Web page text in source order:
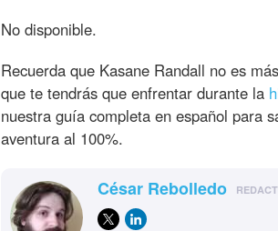
No disponible.
Recuerda que Kasane Randall no es
que te tendrás que enfrentar durante la
nuestra guía completa en español para
aventura al 100%.
César Rebolledo